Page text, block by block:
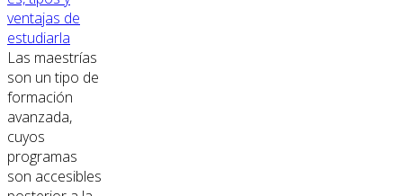
ventajas de
estudiarla
Las maestrías
son un tipo de
formación
avanzada,
cuyos
programas
son accesibles